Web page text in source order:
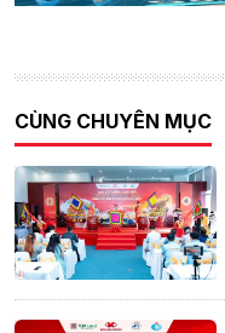
CÙNG CHUYÊN MỤC